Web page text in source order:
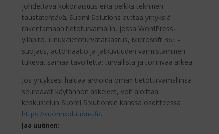
johdettava kokonaisuus eikä pelkkä tekninen
taustatehtävä. Suomi Solutions auttaa yrityksiä
rakentamaan tietoturvamallin, jossa WordPress-
ylläpito, Linux-tietoturvatarkastus, Microsoft 365 -
suojaus, automaatio ja jatkuvuuden varmistaminen
tukevat samaa tavoitetta: turvallista ja toimivaa arkea.
Jos yrityksesi haluaa arvioida oman tietoturvamallinsa
seuraavat käytännön askeleet, voit aloittaa
keskustelun Suomi Solutionsin kanssa osoitteessa
https://suomisolutions.fi/.
Jaa uutinen: